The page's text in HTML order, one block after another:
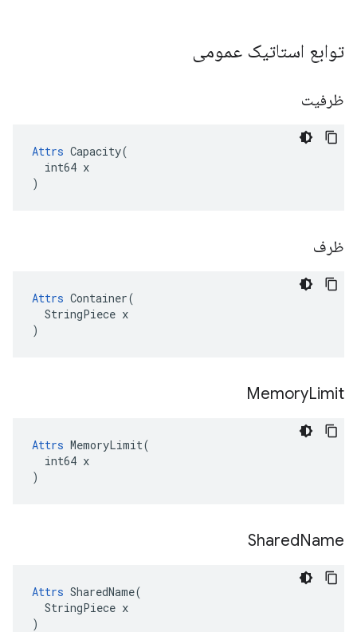
توابع استاتیک عمومی
ظرفیت
Attrs Capacity(
  int64 x
)
ظرف
Attrs Container(
  StringPiece x
)
MemoryLimit
Attrs MemoryLimit(
  int64 x
)
SharedName
Attrs SharedName(
  StringPiece x
)